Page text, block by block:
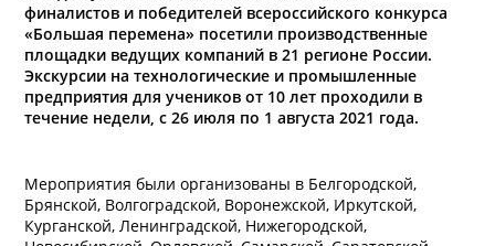
финалистов и победителей всероссийского конкурса
«Большая перемена» посетили производственные
площадки ведущих компаний в 21 регионе России.
Экскурсии на технологические и промышленные
предприятия для учеников от 10 лет проходили в
течение недели, с 26 июля по 1 августа 2021 года.
Мероприятия были организованы в Белгородской,
Брянской, Волгоградской, Воронежской, Иркутской,
Курганской, Ленинградской, Нижегородской,